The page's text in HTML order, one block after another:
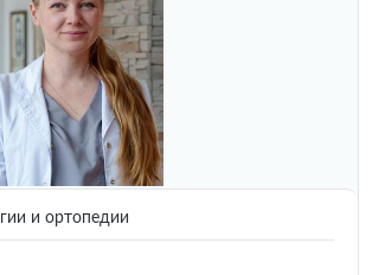
и ортопедии